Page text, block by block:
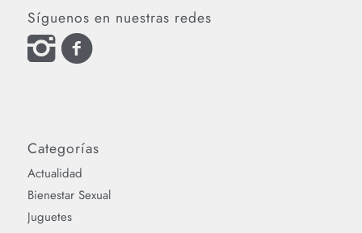
Síguenos en nuestras redes
Categorías
Actualidad
Bienestar Sexual
Juguetes